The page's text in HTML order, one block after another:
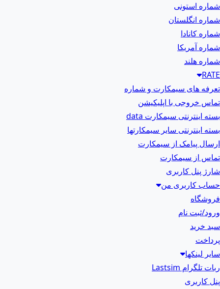
شماره استونی
شماره انگلستان
شماره کانادا
شماره آمریکا
شماره هلند
RATE
تعرفه های سیمکارت و شماره
تماس خروجی با اپلیکیشن
بسته اینترنتی سیمکارت data
بسته اینترنتی سایر سیمکارتها
ارسال پیامک از سیمکارت
تماس از سیمکارت
شارژ پنل کاربری
حساب کاربری من
فروشگاه
ورود/ثبت نام
سبد خرید
پرداخت
سایر لینکها
ربات تلگرام Lastsim
پنل کاربری